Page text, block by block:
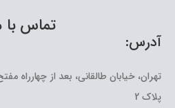
تماس با
آدرس:
تهران، خیابان طالقانی، بعد از چهارراه
پلاک 2